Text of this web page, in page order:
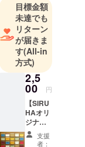
よりたくさ
んの人が出
掛けるコト
で何かを発
見し、書く
コトで何か
と向き合え
るように
目標金額
未達でも
リターン
が届きま
す(All-in
方式)
2,5
00 円
【SIRU
HAオリ
ジナル
イロア
ソビ】
支援
者：